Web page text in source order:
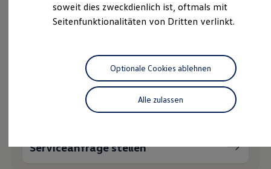
Driving Experience
Volkswagen entdecken
Lifestyle Shop
T-Roc Kollektion
Golf Kollektion
ID. Kollektion
Volkswagen Kollektion
R-Kollektion
#wedriveproud
Probefahrt vereinbaren
Fahrzeugangebot anfordern
Serviceanfrage stellen
soweit dies zweckdienlich ist, oftmals mit
Seitenfunktionalitäten von Dritten verlinkt.
Alle zulassen
Optionale Cookies ablehnen